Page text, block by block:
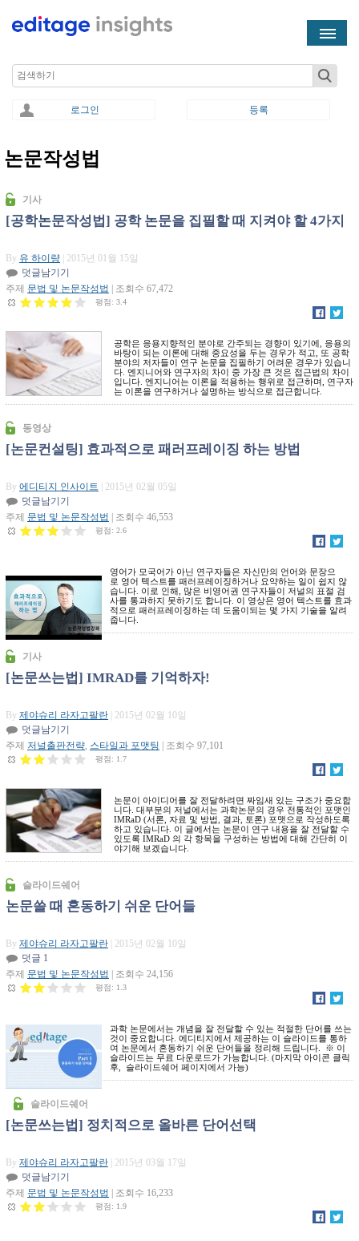
Search
로그인 등록
You are here
논문작성법
기사
[공학논문작성법] 공학 논문을 집필할 때 지켜야 할 4가지
By 유 하이량
| 2015년 01월 15일
덧글남기기
주제 문법 및 논문작성법 | 조회수 67,472
평점: 3.4
공학은 응용지향적인 분야로 간주되는 경향이 있기에, 응용의
바탕이 되는 이론에 대해 중요성을 두는 경우가 적고, 또 공학
분야의 저자들이 연구 논문을 집필하기 어려운 경우가 있습니
다. 엔지니어와 연구자의 차이 중 가장 큰 것은 접근법의 차이
입니다. 엔지니어는 이론을 적용하는 행위로 접근하며, 연구자
는 이론을 연구하거나 설명하는 방식으로 접근합니다.
동영상
[논문컨설팅] 효과적으로 패러프레이징 하는 방법
By 에디티지 인사이트
| 2015년 02월 05일
덧글남기기
주제 문법 및 논문작성법 | 조회수 46,553
평점: 2.6
[논문컨설팅]
효과적으로 패
러프레이징 하
는 법
영어가 모국어가 아닌 연구자들은 자신만의 언어와 문장으
로 영어 텍스트를 패러프레이징하거나 요약하는 일이 쉽지 않
습니다. 이로 인해, 많은 비영어권 연구자들이 저널의 표절 검
사를 통과하지 못하기도 합니다. 이 영상은 영어 텍스트를 효과
적으로 패러프레이징하는 데 도움이되는 몇 가지 기술을 알려
줍니다.
기사
[논문쓰는법] IMRAD를 기억하자!
By 제야슈리 라자고팔란
| 2015년 02월 10일
덧글남기기
주제 저널출판전략, 스타일과 포맷팅 | 조회수 97,101
평점: 1.7
논문이 아이디어를 잘 전달하려면 짜임새 있는 구조가 중요합
니다. 대부분의 저널에서는 과학논문의 경우 전통적인 포맷인
IMRaD (서론, 자료 및 방법, 결과, 토론) 포맷으로 작성하도록
하고 있습니다. 이 글에서는 논문이 연구 내용을 잘 전달할 수
있도록 IMRaD 의 각 항목을 구성하는 방법에 대해 간단히 이
야기해 보겠습니다.
슬라이드쉐어
논문쓸 때 혼동하기 쉬운 단어들
By 제야슈리 라자고팔란
| 2015년 02월 10일
덧글 1
주제 문법 및 논문작성법 | 조회수 24,156
평점: 1.3
44478590
과학 논문에서는 개념을 잘 전달할 수 있는 적절한 단어를 쓰는
것이 중요합니다. 에디티지에서 제공하는 이 슬라이드를 통하
여 논문에서 혼동하기 쉬운 단어들을 정리해 드립니다. ※ 이
슬라이드는 무료 다운로드가 가능합니다. (마지막 아이콘 클릭
후, 슬라이드쉐어 페이지에서 가능)
슬라이드쉐어
[논문쓰는법] 정치적으로 올바른 단어선택
By 제야슈리 라자고팔란
| 2015년 03월 17일
덧글남기기
주제 문법 및 논문작성법 | 조회수 16,233
평점: 1.9